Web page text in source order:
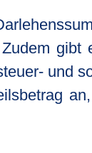
gibt
und